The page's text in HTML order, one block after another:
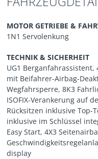
MOTOR GETRIEBE &
1N1 Servolenkung
TECHNIK & SICHERHEIT
UG1
mit Beifahrer-Airbag-
Wegfahrsperre, 8K3
ISOFIX-Verankerung auf
Rücksitzen inklusive Top-
inklusive im Schlüssel
Easy Start, 4X3
display